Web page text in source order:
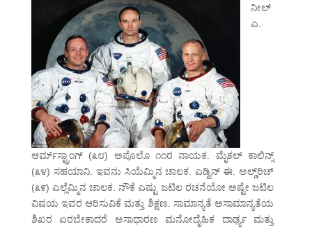
ನೀಲ್
ಎ.
ಆರ್ಮ್‌ಸ್ಟ್ರಾಂಗ್ (೩೮) ಅಪೊಲೊ ೧೧ರ ನಾಯಕ. ಮೈಕಲ್ ಕಾಲಿನ್ಸ್
(೩೪) ಸಹಯಾನಿ. ಇವನು ಸಿಯೆಮ್ಮಿನ ಚಾಲಕ. ಎಡ್ವಿನ್ ಈ. ಅಲ್ಡ್‌ರಿಚ್
(೩೯) ಎಲ್ಲೆಮ್ಮಿನ ಚಾಲಕ. ನೌಕೆ ಎಷ್ಟು ಜಟಿಲ ರಚನೆಯೋ ಅಷ್ಟೇ ಜಟಿಲ
ವಿಷಯ ಇವರ ಆರಿಸುವಿಕೆ ಮತ್ತು ಶಿಕ್ಷಣ. ಸಾಮಾನ್ಯತೆ ಅಸಾಮಾನ್ಯತೆಯ
ಶಿಖರ ಏರಬೇಕಾದರೆ ಅಸಾಧಾರಣ ಮನೋದೈಹಿಕ ದಾರ್ಢ್ಯ ಮತ್ತು